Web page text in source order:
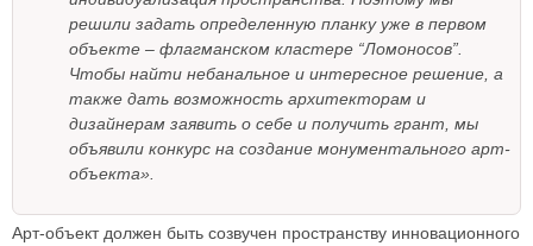
решили задать определенную планку уже в первом
объекте – флагманском кластере “Ломоносов”.
Чтобы найти небанальное и интересное решение, а
также дать возможность архитекторам и
дизайнерам заявить о себе и получить грант, мы
объявили конкурс на создание монументального арт-
объекта».
Арт-объект должен быть созвучен пространству инновационного